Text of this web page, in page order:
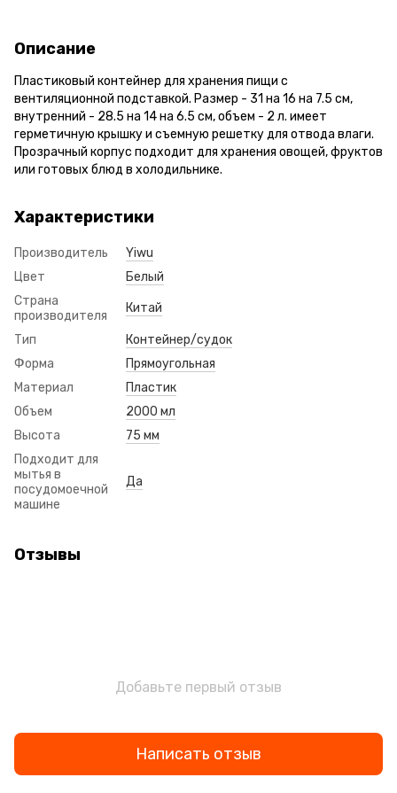
Описание
Пластиковый контейнер для хранения пищи с
вентиляционной подставкой. Размер - 31 на 16 на 7.5 см,
внутренний - 28.5 на 14 на 6.5 см, объем - 2 л. имеет
герметичную крышку и съемную решетку для отвода влаги.
Прозрачный корпус подходит для хранения овощей, фруктов
или готовых блюд в холодильнике.
Характеристики
Производитель
Yiwu
Цвет
Белый
Страна
производителя
Китай
Тип
Контейнер/судок
Форма
Прямоугольная
Материал
Пластик
Объем
2000 мл
Высота
75 мм
Подходит для
мытья в
посудомоечной
машине
Да
Отзывы
Добавьте первый отзыв
Написать отзыв